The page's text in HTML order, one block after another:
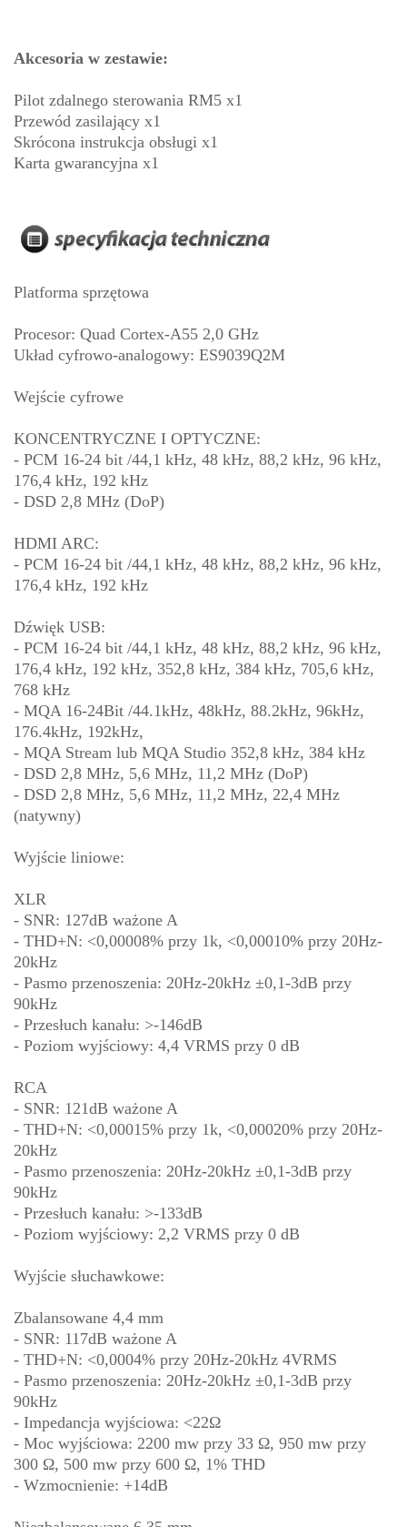
Akcesoria w zestawie:
Pilot zdalnego sterowania RM5 x1
Przewód zasilający x1
Skrócona instrukcja obsługi x1
Karta gwarancyjna x1
Platforma sprzętowa
Procesor: Quad Cortex-A55 2,0 GHz
Układ cyfrowo-analogowy: ES9039Q2M
Wejście cyfrowe
KONCENTRYCZNE I OPTYCZNE:
- PCM 16-24 bit /44,1 kHz, 48 kHz, 88,2 kHz, 96 kHz,
176,4 kHz, 192 kHz
- DSD 2,8 MHz (DoP)
HDMI ARC:
- PCM 16-24 bit /44,1 kHz, 48 kHz, 88,2 kHz, 96 kHz,
176,4 kHz, 192 kHz
Dźwięk USB:
- PCM 16-24 bit /44,1 kHz, 48 kHz, 88,2 kHz, 96 kHz,
176,4 kHz, 192 kHz, 352,8 kHz, 384 kHz, 705,6 kHz,
768 kHz
- MQA 16-24Bit /44.1kHz, 48kHz, 88.2kHz, 96kHz,
176.4kHz, 192kHz,
- MQA Stream lub MQA Studio 352,8 kHz, 384 kHz
- DSD 2,8 MHz, 5,6 MHz, 11,2 MHz (DoP)
- DSD 2,8 MHz, 5,6 MHz, 11,2 MHz, 22,4 MHz
(natywny)
Wyjście liniowe:
XLR
- SNR: 127dB ważone A
- THD+N: <0,00008% przy 1k, <0,00010% przy 20Hz-
20kHz
- Pasmo przenoszenia: 20Hz-20kHz ±0,1-3dB przy
90kHz
- Przesłuch kanału: >-146dB
- Poziom wyjściowy: 4,4 VRMS przy 0 dB
RCA
- SNR: 121dB ważone A
- THD+N: <0,00015% przy 1k, <0,00020% przy 20Hz-
20kHz
- Pasmo przenoszenia: 20Hz-20kHz ±0,1-3dB przy
90kHz
- Przesłuch kanału: >-133dB
- Poziom wyjściowy: 2,2 VRMS przy 0 dB
Wyjście słuchawkowe:
Zbalansowane 4,4 mm
- SNR: 117dB ważone A
- THD+N: <0,0004% przy 20Hz-20kHz 4VRMS
- Pasmo przenoszenia: 20Hz-20kHz ±0,1-3dB przy
90kHz
- Impedancja wyjściowa: <22Ω
- Moc wyjściowa: 2200 mw przy 33 Ω, 950 mw przy
300 Ω, 500 mw przy 600 Ω, 1% THD
- Wzmocnienie: +14dB